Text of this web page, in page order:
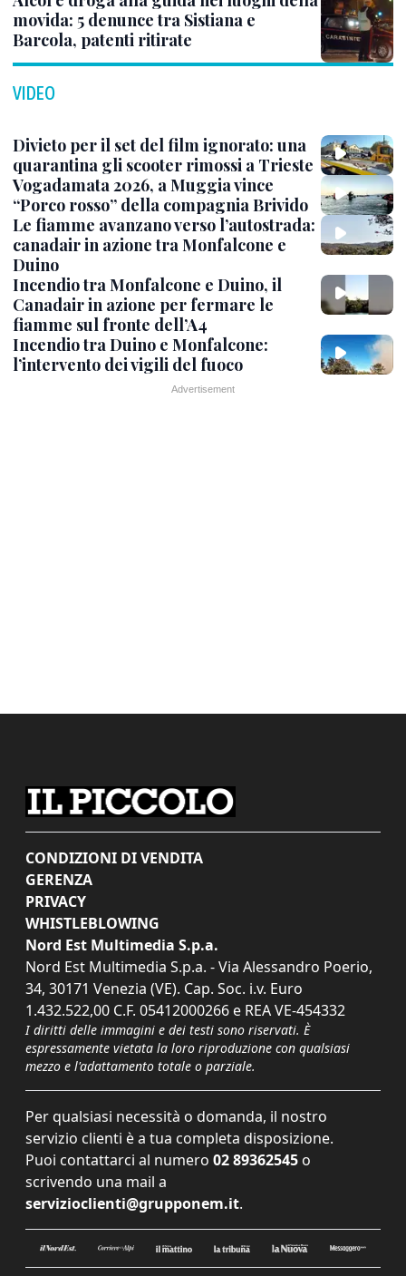
movida: 5 denunce tra Sistiana e
Barcola, patenti ritirate
VIDEO
Divieto per il set del film ignorato: una
quarantina gli scooter rimossi a Trieste
Vogadamata 2026, a Muggia vince
“Porco rosso” della compagnia Brivido
Le fiamme avanzano verso l’autostrada:
canadair in azione tra Monfalcone e
Duino
Incendio tra Monfalcone e Duino, il
Canadair in azione per fermare le
fiamme sul fronte dell’A4
Incendio tra Duino e Monfalcone:
l’intervento dei vigili del fuoco
CONDIZIONI DI VENDITA
GERENZA
PRIVACY
WHISTLEBLOWING
Nord Est Multimedia S.p.a.
Nord Est Multimedia S.p.a. - Via Alessandro Poerio,
34, 30171 Venezia (VE). Cap. Soc. i.v. Euro
1.432.522,00 C.F. 05412000266 e REA VE-454332
I diritti delle immagini e dei testi sono riservati. È
espressamente vietata la loro riproduzione con qualsiasi
mezzo e l'adattamento totale o parziale.
Per qualsiasi necessità o domanda, il nostro
servizio clienti è a tua completa disposizione.
Puoi contattarci al numero 02 89362545 o
scrivendo una mail a
servizioclienti@grupponem.it.